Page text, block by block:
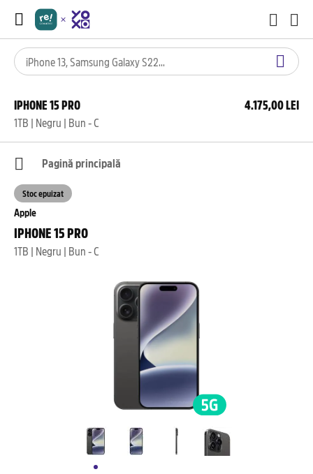
IPHONE 15 PRO
1TB | Negru | Bun - C
4.175,00 LEI
Pagină principală
Apple
IPHONE 15 PRO
1TB | Negru | Bun - C
Stoc epuizat